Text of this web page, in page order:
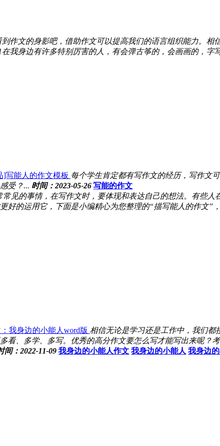
作文的身影吧，借助作文可以提高我们的语言组织能力。
我身边有许多特别厉害的人，有会弹古筝的，会画画的，
]写能人的作文模板 每个学生肯定都有写作文的经历，写作文
受？... 时间：2023-05-26 写能的作文
见的事情，在写作文时，要体现和表达自己的想法。有些
好的运用它，下面是小编精心为您整理的“描写能人的作文”
我身边的小能人word版 相信无论是学习还是工作中，我们都
看、多学、多写。优秀的高分作文要怎么写才能写出来呢？
间：2022-11-09 我身边的小能人作文 我身边的小能人 我身边